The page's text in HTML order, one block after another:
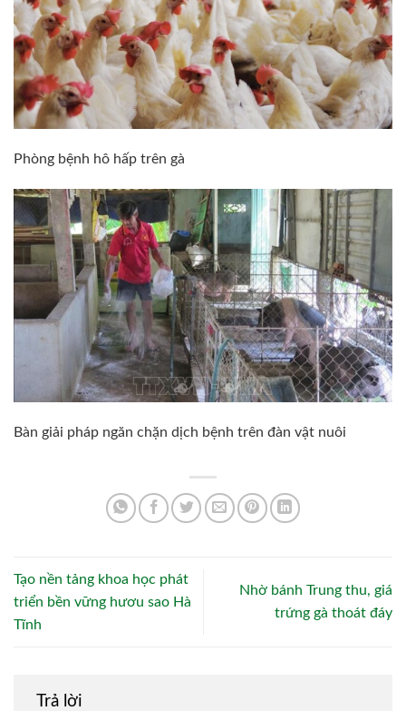
Phòng bệnh hô hấp trên gà
Bàn giải pháp ngăn chặn dịch bệnh trên đàn vật nuôi
Tạo nền tảng khoa học phát
triển bền vững hươu sao Hà
Tĩnh
Nhờ bánh Trung thu, giá
trứng gà thoát đáy
Trả lời